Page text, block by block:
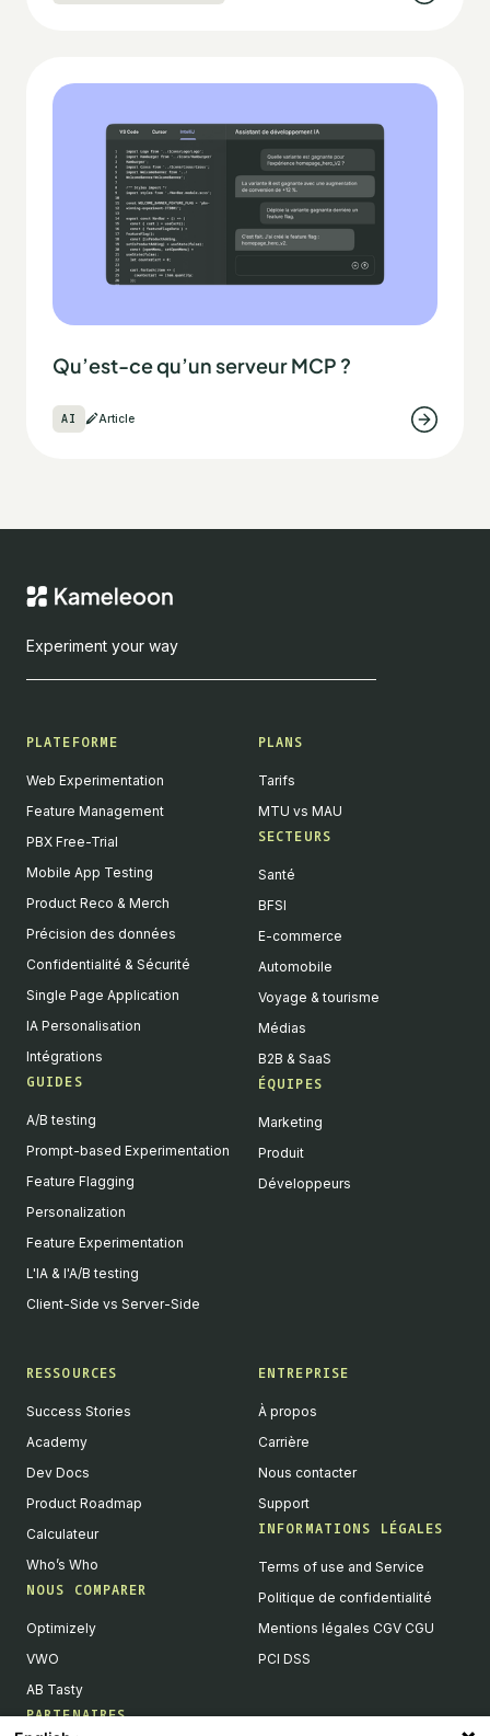
Qu’est-ce qu’un serveur MCP ?
AI Article
Experiment your way
PLATEFORME
Web Experimentation
Feature Management
PBX Free-Trial
Mobile App Testing
Product Reco & Merch
Précision des données
Confidentialité & Sécurité
Single Page Application
IA Personalisation
Intégrations
GUIDES
A/B testing
Prompt-based Experimentation
Feature Flagging
Personalization
Feature Experimentation
L'IA & l'A/B testing
Client-Side vs Server-Side
PLANS
Tarifs
MTU vs MAU
SECTEURS
Santé
BFSI
E-commerce
Automobile
Voyage & tourisme
Médias
B2B & SaaS
ÉQUIPES
Marketing
Produit
Développeurs
RESSOURCES
Success Stories
Academy
Dev Docs
Product Roadmap
Calculateur
Who’s Who
NOUS COMPARER
Optimizely
VWO
AB Tasty
PARTENAIRES
ENTREPRISE
À propos
Carrière
Nous contacter
Support
INFORMATIONS LÉGALES
Terms of use and Service
Politique de confidentialité
Mentions légales CGV CGU
PCI DSS